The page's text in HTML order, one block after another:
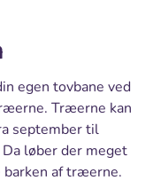
egen tovbane ved
Træerne kan
september til
løber der meget
barken af træerne.